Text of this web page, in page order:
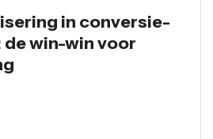
in conversie-
win-win voor